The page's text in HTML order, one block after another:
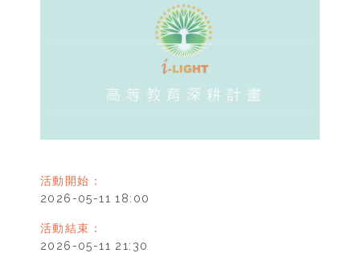
活動開始：
2026-05-11 18:00
活動結束：
2026-05-11 21:30